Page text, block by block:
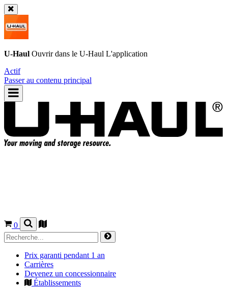
U-Haul Ouvrir dans le U-Haul L'application
Actif
Passer au contenu principal
0
Prix garanti pendant 1 an
Carrières
Devenez un concessionnaire
Établissements